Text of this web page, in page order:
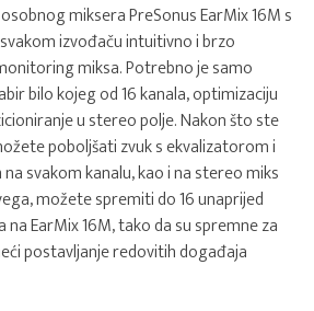
miksera PreSonus EarMix 16M s
izvođaču intuitivno i brzo
miksa. Potrebno je samo
bilo kojeg od 16 kanala, optimizaciju
u stereo polje. Nakon što ste
poboljšati zvuk s ekvalizatorom i
svakom kanalu, kao i na stereo miks
možete spremiti do 16 unaprijed
EarMix 16M, tako da su spremne za
postavljanje redovitih događaja